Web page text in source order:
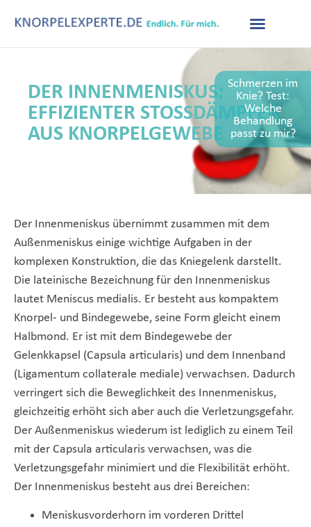
DER INNENMENISKUS:
EFFIZIENTER STOSSDÄMPFER A
US KNORPELGEWEBE
Schmerzen im
Knie? Test:
Welche
Behandlung
passt zu mir?
Der Innenmeniskus übernimmt zusammen mit dem
Außenmeniskus einige wichtige Aufgaben in der
komplexen Konstruktion, die das Kniegelenk darstellt.
Die lateinische Bezeichnung für den Innenmeniskus
lautet Meniscus medialis. Er besteht aus kompaktem
Knorpel- und Bindegewebe, seine Form gleicht einem
Halbmond. Er ist mit dem Bindegewebe der
Gelenkkapsel (Capsula articularis) und dem Innenband
(Ligamentum collaterale mediale) verwachsen. Dadurch
verringert sich die Beweglichkeit des Innenmeniskus,
gleichzeitig erhöht sich aber auch die Verletzungsgefahr.
Der Außenmeniskus wiederum ist lediglich zu einem Teil
mit der Capsula articularis verwachsen, was die
Verletzungsgefahr minimiert und die Flexibilität erhöht.
Der Innenmeniskus besteht aus drei Bereichen:
Meniskusvorderhorn im vorderen Drittel